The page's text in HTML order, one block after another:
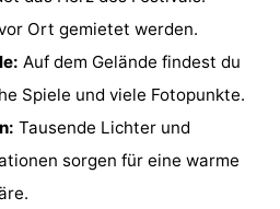
Ort gemietet werden.
Auf dem Gelände findest du
Spiele und viele Fotopunkte.
Tausende Lichter und
sorgen für eine warme